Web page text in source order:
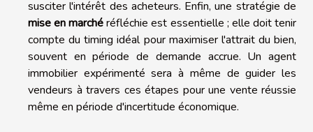
susciter l'intérêt des acheteurs. Enfin, une stratégie de
mise en marchéréfléchie est essentielle ; elle doit tenir
compte du timing idéal pour maximiser l'attrait du bien,
souvent en période de demande accrue. Un agent
immobilier expérimenté sera à même de guider les
vendeurs à travers ces étapes pour une vente réussie
même en période d'incertitude économique.